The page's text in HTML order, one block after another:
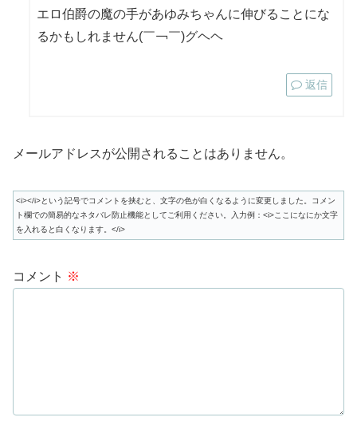
エロ伯爵の魔の手があゆみちゃんに伸びることにな
るかもしれません(￣￢￣)グヘヘ
返信
メールアドレスが公開されることはありません。
<i></i>という記号でコメントを挟むと、文字の色が白くなるように変更しました。コメン
ト欄での簡易的なネタバレ防止機能としてご利用ください。入力例：<i>ここになにか文字
を入れると白くなります。</i>
コメント ※